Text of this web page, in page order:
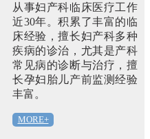
从事妇产科临床医疗工作
近30年。积累了丰富的临
床经验，擅长妇产科多种
疾病的诊治，尤其是产科
常见病的诊断与治疗，擅
长孕妇胎儿产前监测经验
丰富。
MORE+